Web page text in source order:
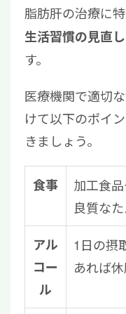
脂肪肝の治療に特
生活習慣の見直
す。
医療機関で適切
けて以下のポイ
きましょう。
食事
加工食
良質な
アル
コー
ル
1日の摂
あれば